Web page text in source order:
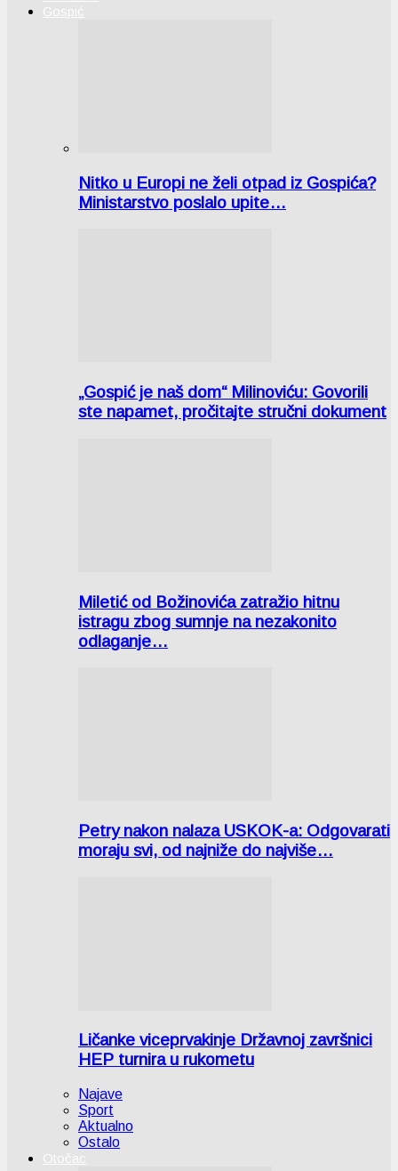
Gospić
Nitko u Europi ne želi otpad iz Gospića?
Ministarstvo poslalo upite…
„Gospić je naš dom“ Milinoviću: Govorili
ste napamet, pročitajte stručni dokument
Miletić od Božinovića zatražio hitnu
istragu zbog sumnje na nezakonito
odlaganje…
Petry nakon nalaza USKOK-a: Odgovarati
moraju svi, od najniže do najviše…
Ličanke viceprvakinje Državnoj završnici
HEP turnira u rukometu
Najave
Sport
Aktualno
Ostalo
Otočac